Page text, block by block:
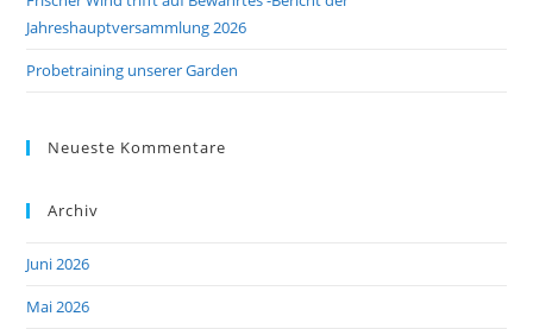
Jahreshauptversammlung 2026
Probetraining unserer Garden
Neueste Kommentare
Archiv
Juni 2026
Mai 2026